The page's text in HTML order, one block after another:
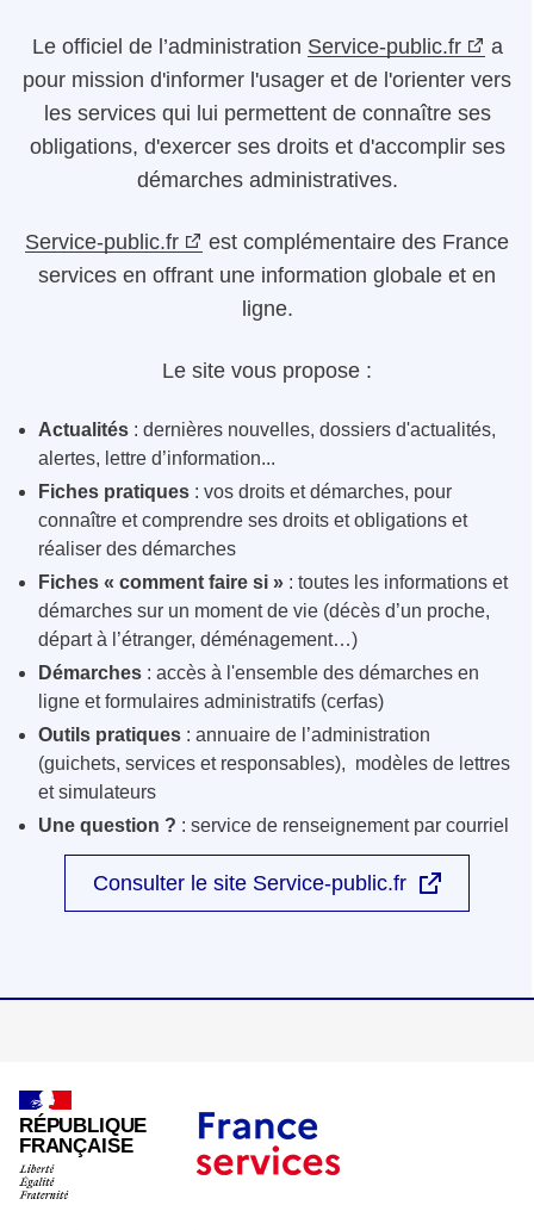
Le officiel de l’administration Service-public.fr
a
pour mission d'informer l'usager et de l'orienter vers
les services qui lui permettent de connaître ses
obligations, d'exercer ses droits et d'accomplir ses
démarches administratives.
Service-public.fr
est complémentaire des France
services en offrant une information globale et en
ligne.
Le site vous propose :
Actualités : dernières nouvelles, dossiers d'actualités,
alertes, lettre d’information...
Fiches pratiques : vos droits et démarches, pour
connaître et comprendre ses droits et obligations et
réaliser des démarches
Fiches « comment faire si » : toutes les informations et
démarches sur un moment de vie (décès d’un proche,
départ à l’étranger, déménagement…)
Démarches : accès à l'ensemble des démarches en
ligne et formulaires administratifs (cerfas)
Outils pratiques : annuaire de l’administration
(guichets, services et responsables), modèles de lettres
et simulateurs
Une question ? : service de renseignement par courriel
Consulter le site Service-public.fr
RÉPUBLIQUE
FRANÇAISE